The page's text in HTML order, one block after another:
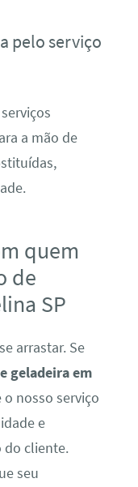
pelo serviço
a mão de
quem
de
SP
arrastar. Se
geladeira em
nosso serviço
e
do cliente.
seu